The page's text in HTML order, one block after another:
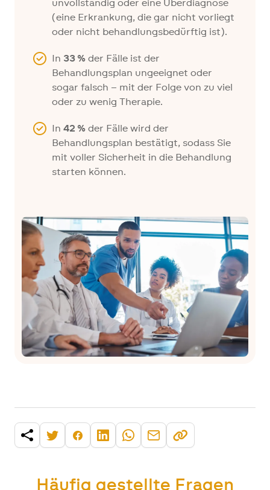
unvollständig oder eine Überdiagnose
(eine Erkrankung, die gar nicht vorliegt
oder nicht behandlungsbedürftig ist).
In 33 %der Fälle ist der
Behandlungsplan ungeeignet oder
sogar falsch – mit der Folge von zu viel
oder zu wenig Therapie.
In 42 %der Fälle wird der
Behandlungsplan bestätigt, sodass Sie
mit voller Sicherheit in die Behandlung
starten können.
Häufig gestellte Fragen